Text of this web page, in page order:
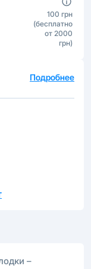
100 грн
(бесплатно
от 2000
грн)
Подробнее
–